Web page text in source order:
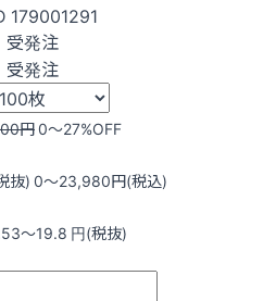
179001291
受発注
受発注
円0〜27%OFF
抜)0〜23,980円(税込)
〜19.8 円(税抜)